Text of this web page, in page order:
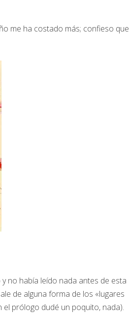
me ha costado más; confieso que
no había leído nada antes de esta
de alguna forma de los «lugares
el prólogo dudé un poquito, nada).